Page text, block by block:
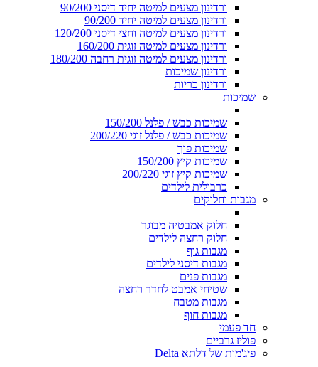
ורדינון מצעים למיטה יחיד דיסני 90/200
ורדינון מצעים למיטה יחיד 90/200
ורדינון מצעים למיטה וחצי דיסני 120/200
ורדינון מצעים למיטה זוגית 160/200
ורדינון מצעים למיטה זוגית רחבה 180/200
ורדינון שמיכות
ורדינון כריות
שמיכות
שמיכות כבש / פלנל 150/200
שמיכות כבש / פלנל זוגי 200/220
שמיכות פוך
שמיכות קיץ 150/200
שמיכות קיץ זוגי 200/220
כרבולית לילדים
מגבות וחלוקים
חלוק אמבטיה מבוגר
חלוק רחצה לילדים
מגבות גוף
מגבות דיסני לילדים
מגבות פנים
שטיחי אמבט לחדר רחצה
מגבות מטבח
מגבות חוף
חד פעמי
פוליז גרביים
פיג'מות של דלתא Delta